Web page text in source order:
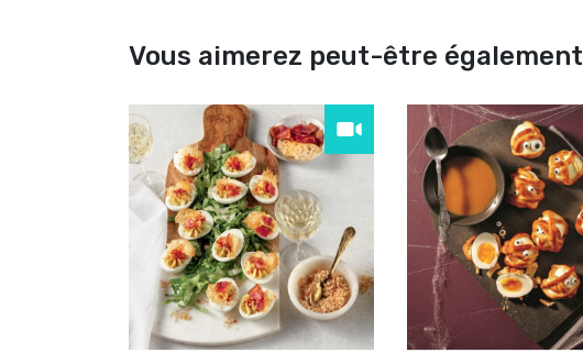
Vous aimerez peut-être également